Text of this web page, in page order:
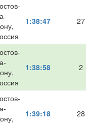
1:38:47 27
1:38:58 2
1:39:18 28